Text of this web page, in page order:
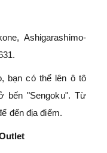
Ashigarashimo-
bạn có thể lên ô tô
bến "Sengoku". Từ
đến địa điểm.